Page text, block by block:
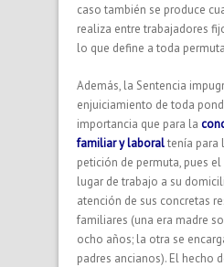
caso también se produce
realiza entre trabajadores
lo que define a toda
Además, la Sentencia
enjuiciamiento de toda
importancia que para la
familiar y laboraltenía para
petición de permuta, pues
lugar de trabajo a su
atención de sus concretas
familiares (una era madre
ocho años; la otra se
padres ancianos). El hecho